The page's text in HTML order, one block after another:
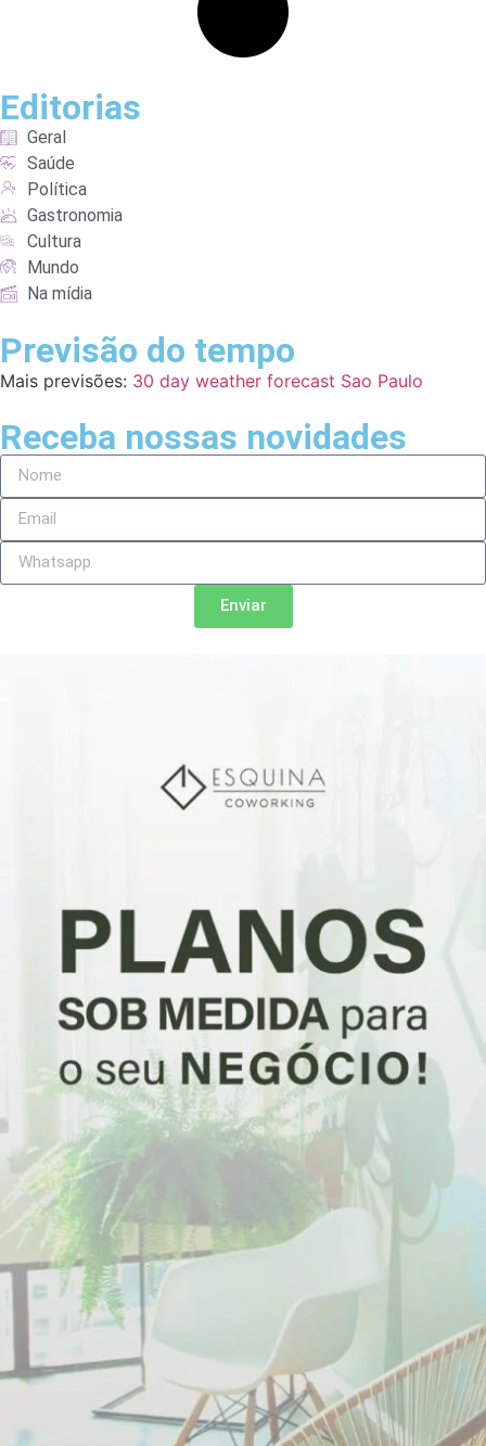
Editorias
Geral
Saúde
Política
Gastronomia
Cultura
Mundo
Na mídia
Previsão do tempo
Mais previsões: 30 day weather forecast Sao Paulo
Receba nossas novidades
Enviar